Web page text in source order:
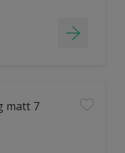
matt 7